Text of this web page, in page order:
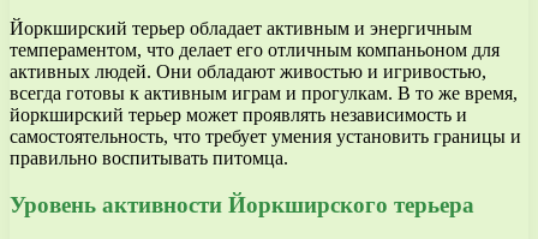
Йоркширский терьер обладает активным и энергичным
темпераментом, что делает его отличным компаньоном для
активных людей. Они обладают живостью и игривостью,
всегда готовы к активным играм и прогулкам. В то же время,
йоркширский терьер может проявлять независимость и
самостоятельность, что требует умения установить границы и
правильно воспитывать питомца.
Уровень активности Йоркширского терьера